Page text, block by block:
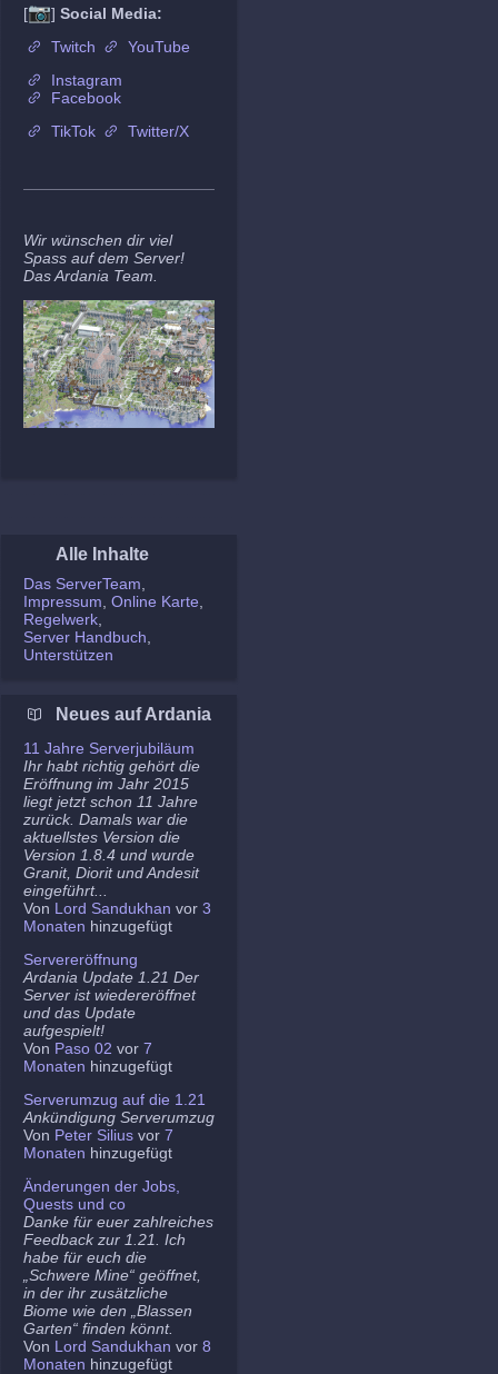
[📷] Social Media:
Twitch
YouTube
Instagram
Facebook
TikTok
Twitter/X
Wir wünschen dir viel
Spass auf dem Server!
Das Ardania Team.
Alle Inhalte
Das ServerTeam
Impressum Online Karte
Regelwerk
Server Handbuch
Unterstützen
Neues auf Ardania
11 Jahre Serverjubiläum
Ihr habt richtig gehört die
Eröffnung im Jahr 2015
liegt jetzt schon 11 Jahre
zurück. Damals war die
aktuellstes Version die
Version 1.8.4 und wurde
Granit, Diorit und Andesit
eingeführt...
Von Lord Sandukhan vor 3
Monaten hinzugefügt
Servereröffnung
Ardania Update 1.21 Der
Server ist wiedereröffnet
und das Update
aufgespielt!
Von Paso 02 vor 7
Monaten hinzugefügt
Serverumzug auf die 1.21
Ankündigung Serverumzug
Von Peter Silius vor 7
Monaten hinzugefügt
Änderungen der Jobs,
Quests und co
Danke für euer zahlreiches
Feedback zur 1.21. Ich
habe für euch die
„Schwere Mine“ geöffnet,
in der ihr zusätzliche
Biome wie den „Blassen
Garten“ finden könnt.
Von Lord Sandukhan vor 8
Monaten hinzugefügt